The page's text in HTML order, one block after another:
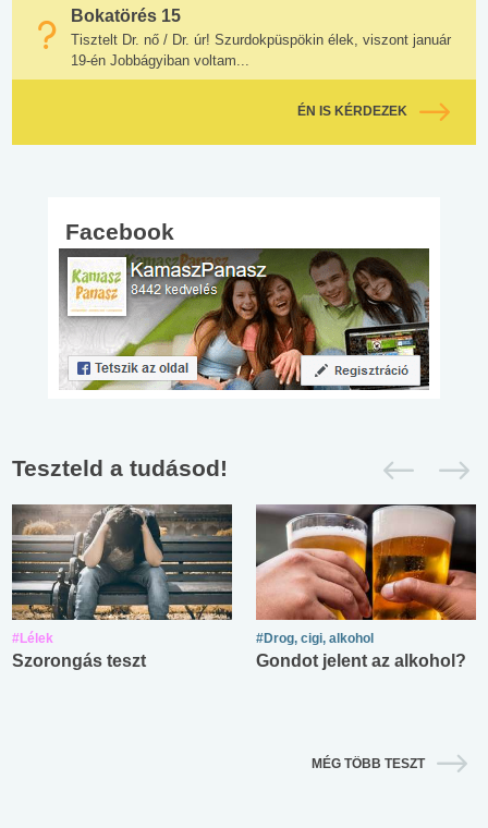
Bokatörés 15
Tisztelt Dr. nő / Dr. úr! Szurdokpüspökin élek, viszont január
19-én Jobbágyiban voltam...
ÉN IS KÉRDEZEK
Facebook
Teszteld a tudásod!
#Lélek
Szorongás teszt
#Drog, cigi, alkohol
Gondot jelent az alkohol?
MÉG TÖBB TESZT